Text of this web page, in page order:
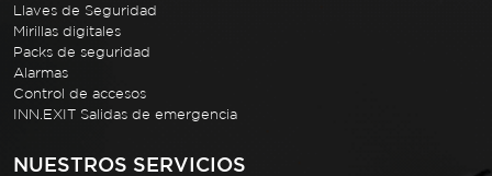
Llaves de Seguridad
Mirillas digitales
Packs de seguridad
Alarmas
Control de accesos
INN.EXIT Salidas de emergencia
NUESTROS SERVICIOS